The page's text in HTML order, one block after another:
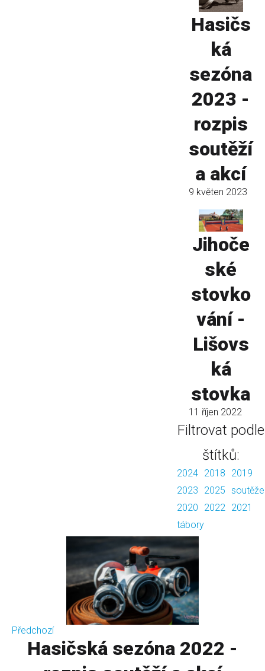
Hasičs
ká
sezóna
2023 -
rozpis
soutěží
a akcí
9 květen 2023
Jihoče
ské
stovko
vání -
Lišovs
ká
stovka
11 říjen 2022
Filtrovat podle
štítků:
2024 2018
2019
2023
2025 soutěže
2020
2022
2021
tábory
Předchozí
Hasičská sezóna 2022 -